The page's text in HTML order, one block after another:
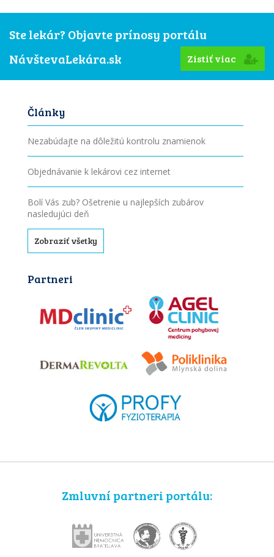
Ste lekár? Objavte prínosy portálu
NávštevaLekára.sk
Zistiť viac
Články
Nezabúdajte na dôležitú kontrolu znamienok
Objednávanie k lekárovi cez internet
Bolí Vás zub? Ošetrenie u najlepších zubárov
nasledujúci deň
Zobraziť všetky
Partneri
Zmluvní partneri portálu: